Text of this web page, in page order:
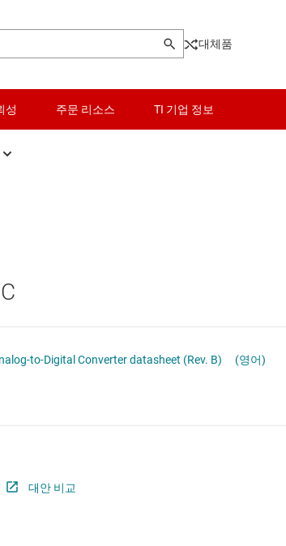
대체품
성 주문 리소스 TI 기업 정보
절연
버
to-Digital Converter datasheet (Rev. B) (영어)
대안 비교